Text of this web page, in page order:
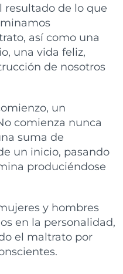
resultado de lo que
así como una
una vida feliz,
de nosotros
un
comienza nunca
suma de
un inicio, pasando
produciéndose
y hombres
en la personalidad,
el maltrato por